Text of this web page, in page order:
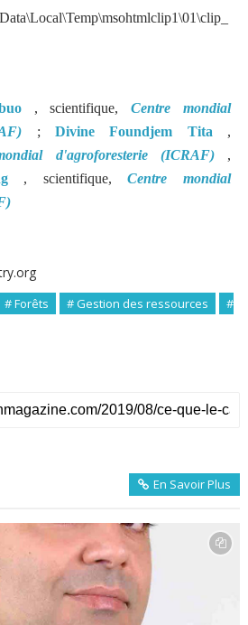
, scientifique,Centre mondial
;Divine Foundjem Tita ,
d'agroforesterie (ICRAF),
, scientifique,Centre mondial
# Forêts # Gestion des ressources
#
En Savoir Plus